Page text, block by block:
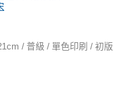
/ 普級 / 單色印刷 / 初版